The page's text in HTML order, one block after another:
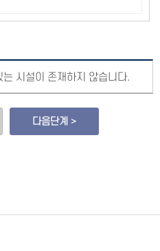
는 시설이 존재하지 않습니다.
다음단계 >